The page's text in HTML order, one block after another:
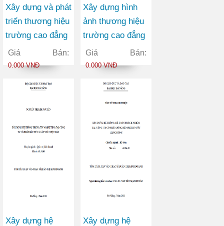
Xây dựng và phát
triển thương hiệu
trường cao đẳng
nghề Đà Nẵng
Giá Bán:
0.000 VNĐ
Xây dựng hình
ảnh thương hiệu
trường cao đẳng
thương mại
Giá Bán:
0.000 VNĐ
Xây dựng hệ
Xây dựng hệ